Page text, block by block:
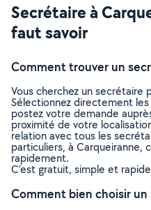
Secrétaire à
faut savoir
Comment trouver un
Vous cherchez un secrétaire
Sélectionnez directement
postez votre demande
proximité de votre
relation avec tous les
particuliers, à Carqueiranne,
rapidement.
C’est gratuit, simple et
Comment bien choisir